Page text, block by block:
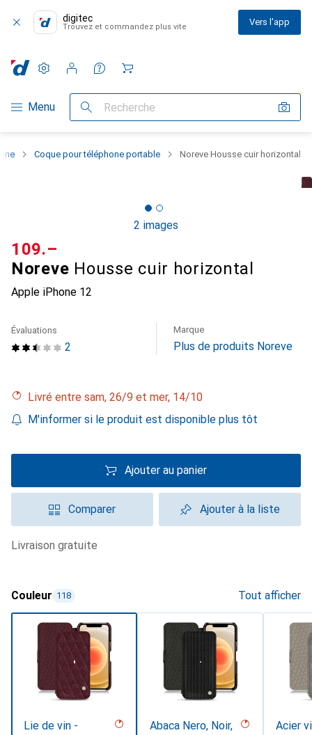
digitec
Trouvez et commandez plus vite Vers l'app
Navigation par catégorie
Menu Recherche
Paramètres
Compte client
Listes de comparaison
Listes d'envies
Panier
Coque pour téléphone portable Noreve Housse cuir horizontal
2 images
Noreve Housse cuir horizontal
Apple iPhone 12
CHF
109.–
2
Évaluations Marque
Plus de produits Noreve
Livré entre sam, 26/9 et mer, 14/10
M'informer si le produit est disponible plus tôt
Ajouter au panier
Comparer Ajouter à la liste
livraison gratuite
Couleur 118 Tout afficher
Lie de vin -
Abaca Nero, Noir,
Acier